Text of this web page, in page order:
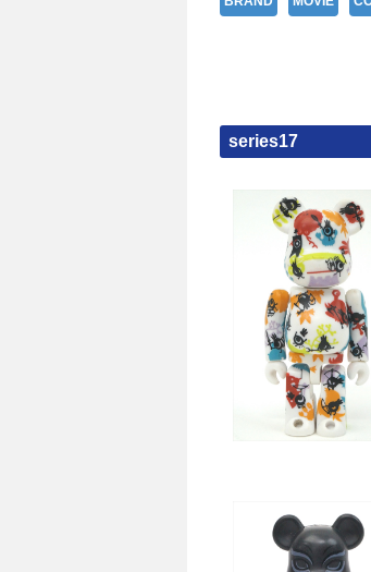
series17